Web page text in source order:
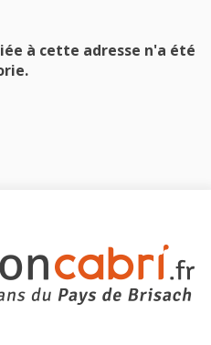
à cette adresse n'a été